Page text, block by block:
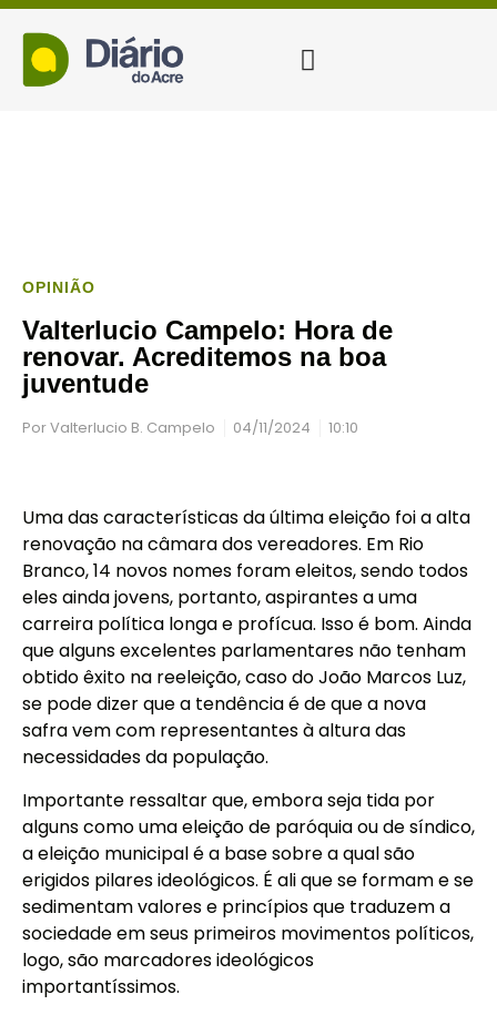
OPINIÃO
Valterlucio Campelo: Hora de
renovar. Acreditemos na boa
juventude
PorValterlucio B. Campelo 04/11/2024 10:10
Uma das características da última eleição foi a alta
renovação na câmara dos vereadores. Em Rio
Branco, 14 novos nomes foram eleitos, sendo todos
eles ainda jovens, portanto, aspirantes a uma
carreira política longa e profícua. Isso é bom. Ainda
que alguns excelentes parlamentares não tenham
obtido êxito na reeleição, caso do João Marcos Luz,
se pode dizer que a tendência é de que a nova
safra vem com representantes à altura das
necessidades da população.
Importante ressaltar que, embora seja tida por
alguns como uma eleição de paróquia ou de síndico,
a eleição municipal é a base sobre a qual são
erigidos pilares ideológicos. É ali que se formam e se
sedimentam valores e princípios que traduzem a
sociedade em seus primeiros movimentos políticos,
logo, são marcadores ideológicos
importantíssimos.